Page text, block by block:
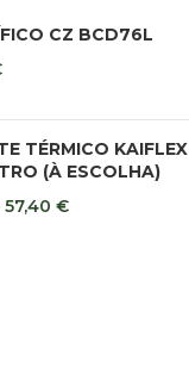
CZ BCD76L
TÉRMICO KAIFLEX
(À ESCOLHA)
57,40 €